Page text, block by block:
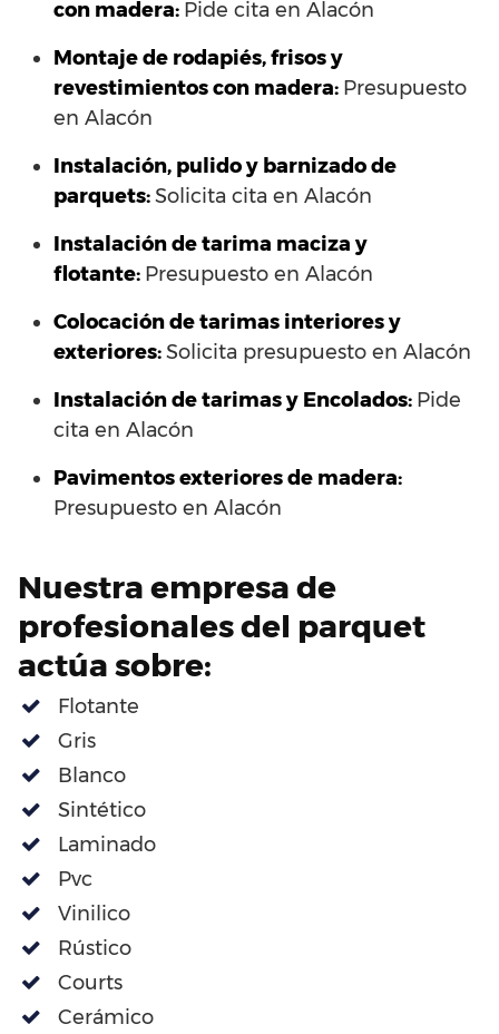
con madera: Pide cita en Alacón
Montaje de rodapiés, frisos y
revestimientos con madera: Presupuesto
en Alacón
Instalación, pulido y barnizado de
parquets:Solicita cita en Alacón
Instalación de tarima maciza y
flotante: Presupuesto en Alacón
Colocación de tarimas interiores y
exteriores:Solicita presupuesto en Alacón
Instalación de tarimas y Encolados: Pide
cita en Alacón
Pavimentos exteriores de madera:
Presupuesto en Alacón
Nuestra empresa de
profesionales del parquet
actúa sobre:
Flotante
Gris
Blanco
Sintético
Laminado
Pvc
Vinilico
Rústico
Courts
Cerámico